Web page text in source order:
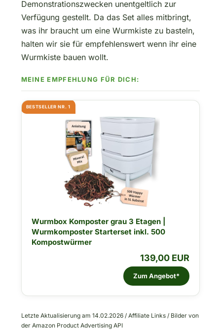
Demonstrationszwecken unentgeltlich zur
Verfügung gestellt. Da das Set alles mitbringt,
was ihr braucht um eine Wurmkiste zu basteln,
halten wir sie für empfehlenswert wenn ihr eine
Wurmkiste bauen wollt.
BESTSELLER NR. 1
Wurmbox Komposter grau 3 Etagen |
Wurmkomposter Starterset inkl. 500
Kompostwürmer
139,00 EUR
Zum Angebot*
Letzte Aktualisierung am 14.02.2026 / Affiliate Links / Bilder von
der Amazon Product Advertising API